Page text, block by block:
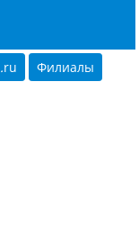
.ru Филиалы